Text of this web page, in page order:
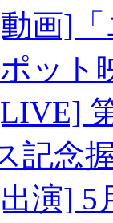
画]
ット
記念
演] 5